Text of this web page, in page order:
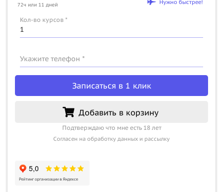
72ч или 11 дней
Нужно быстрее!
Кол-во курсов *
Укажите телефон *
Записаться в 1 клик
Добавить в корзину
Подтверждаю что мне есть 18 лет
Согласен на обработку данных и рассылку